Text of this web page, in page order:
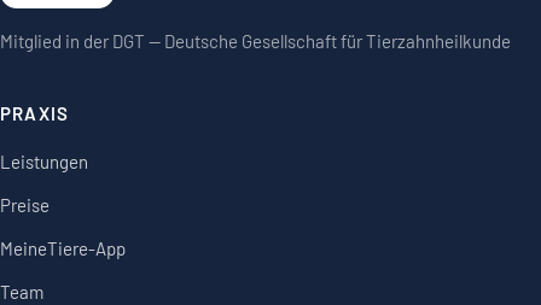
Mitglied in der DGT — Deutsche Gesellschaft für Tierzahnheilkunde
PRAXIS
Leistungen
Preise
MeineTiere-App
Team